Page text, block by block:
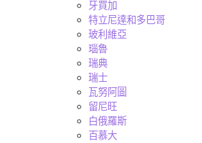
牙買加
特立尼達和多巴哥
玻利維亞
瑙魯
瑞典
瑞士
瓦努阿圖
留尼旺
白俄羅斯
百慕大